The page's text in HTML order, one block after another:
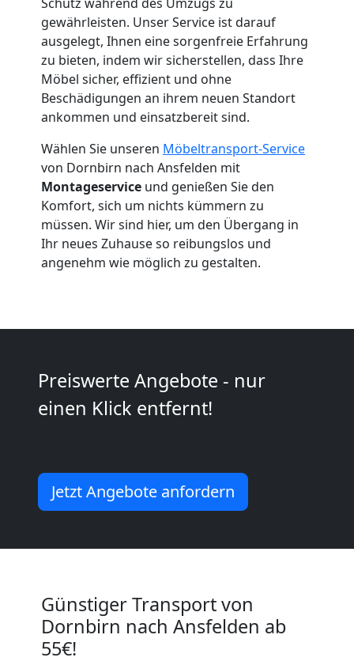
gewährleisten. Unser Service ist darauf
ausgelegt, Ihnen eine sorgenfreie Erfahrung
zu bieten, indem wir sicherstellen, dass Ihre
Möbel sicher, effizient und ohne
Beschädigungen an ihrem neuen Standort
ankommen und einsatzbereit sind.
Wählen Sie unseren Möbeltransport-Service
von Dornbirn nach Ansfelden mit
Montageservice und genießen Sie den
Komfort, sich um nichts kümmern zu
müssen. Wir sind hier, um den Übergang in
Ihr neues Zuhause so reibungslos und
angenehm wie möglich zu gestalten.
Preiswerte Angebote - nur
einen Klick entfernt!
Jetzt Angebote anfordern
Günstiger Transport von
Dornbirn nach Ansfelden ab
55€!
Umzug
Dornbirn
Umzug
Mann
Kunsttransport
Umzug
Dornbirn
Mann